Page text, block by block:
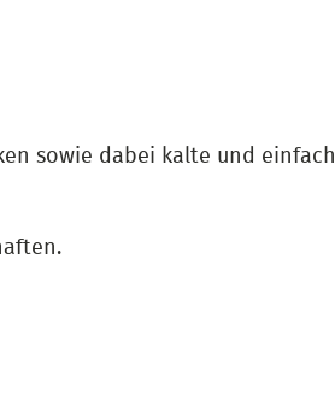
sowie dabei kalte und einfach